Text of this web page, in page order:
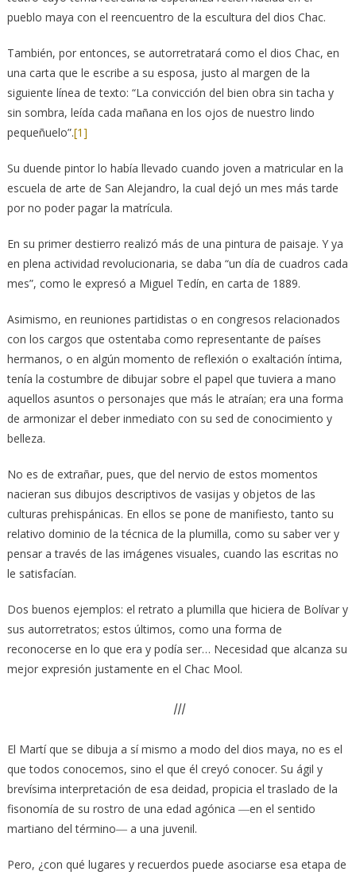
pueblo maya con el reencuentro de la escultura del dios Chac.
También, por entonces, se autorretratará como el dios Chac, en
una carta que le escribe a su esposa, justo al margen de la
siguiente línea de texto: “La convicción del bien obra sin tacha y
sin sombra, leída cada mañana en los ojos de nuestro lindo
pequeñuelo”.[1]
Su duende pintor lo había llevado cuando joven a matricular en la
escuela de arte de San Alejandro, la cual dejó un mes más tarde
por no poder pagar la matrícula.
En su primer destierro realizó más de una pintura de paisaje. Y ya
en plena actividad revolucionaria, se daba “un día de cuadros cada
mes”, como le expresó a Miguel Tedín, en carta de 1889.
Asimismo, en reuniones partidistas o en congresos relacionados
con los cargos que ostentaba como representante de países
hermanos, o en algún momento de reflexión o exaltación íntima,
tenía la costumbre de dibujar sobre el papel que tuviera a mano
aquellos asuntos o personajes que más le atraían; era una forma
de armonizar el deber inmediato con su sed de conocimiento y
belleza.
No es de extrañar, pues, que del nervio de estos momentos
nacieran sus dibujos descriptivos de vasijas y objetos de las
culturas prehispánicas. En ellos se pone de manifiesto, tanto su
relativo dominio de la técnica de la plumilla, como su saber ver y
pensar a través de las imágenes visuales, cuando las escritas no
le satisfacían.
Dos buenos ejemplos: el retrato a plumilla que hiciera de Bolívar y
sus autorretratos; estos últimos, como una forma de
reconocerse en lo que era y podía ser… Necesidad que alcanza su
mejor expresión justamente en el Chac Mool.
III
El Martí que se dibuja a sí mismo a modo del dios maya, no es el
que todos conocemos, sino el que él creyó conocer. Su ágil y
brevísima interpretación de esa deidad, propicia el traslado de la
fisonomía de su rostro de una edad agónica ―en el sentido
martiano del término― a una juvenil.
Pero, ¿con qué lugares y recuerdos puede asociarse esa etapa de